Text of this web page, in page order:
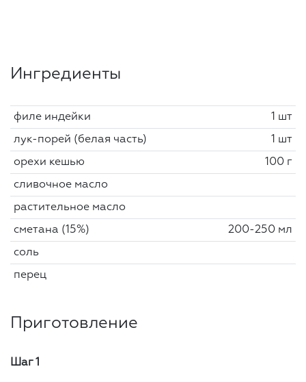
Ингредиенты
филе индейки 1 шт
лук-порей (белая часть) 1 шт
орехи кешью 100 г
сливочное масло
растительное масло
сметана (15%) 200-250 мл
соль
перец
Приготовление
Шаг 1